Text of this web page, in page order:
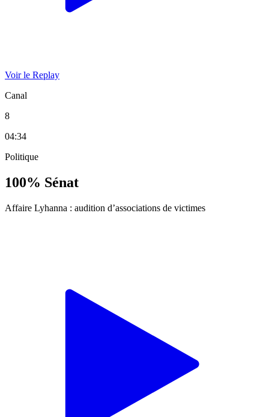
Voir le Replay
Canal
8
04:34
Politique
100% Sénat
Affaire Lyhanna : audition d’associations de victimes